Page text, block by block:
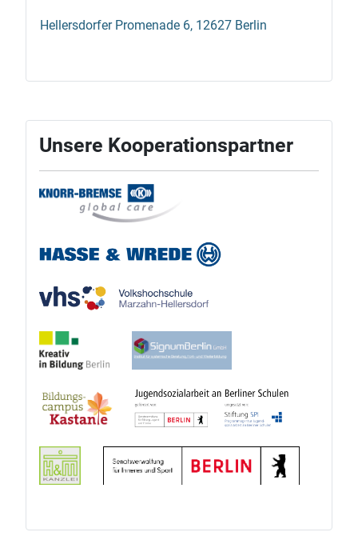
Hellersdorfer Promenade 6, 12627 Berlin
Unsere Kooperationspartner